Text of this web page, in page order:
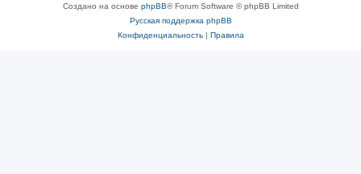
Создано на основе phpBB® Forum Software © phpBB Limited
Русская поддержка phpBB
Конфиденциальность| Правила